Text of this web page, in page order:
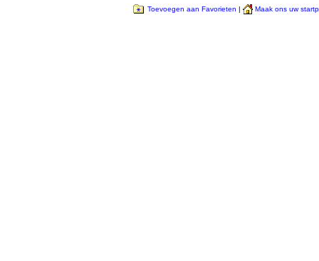
Toevoegen aan Favorieten | Maak ons uw